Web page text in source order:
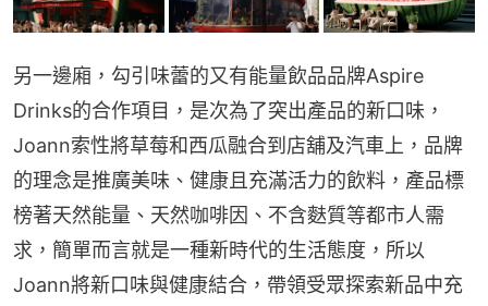
另一邊廂，勾引味蕾的又有能量飲品品牌Aspire
Drinks的合作項目，是次為了突出產品的新口味，
Joann索性將草莓和西瓜融合到店舖及汽車上，品牌
的理念是推廣美味、健康且充滿活力的飲料，產品標
榜著天然能量、天然咖啡因、不含麩質等都市人需
求，簡單而言就是一種新時代的生活態度，所以
Joann將新口味與健康結合，帶領受眾探索新品中充